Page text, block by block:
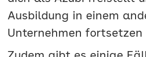
Ausbildung in einem
Unternehmen fortsetzen